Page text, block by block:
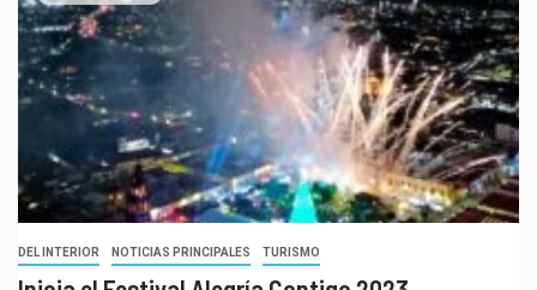
DEL INTERIOR NOTICIAS PRINCIPALES TURISMO